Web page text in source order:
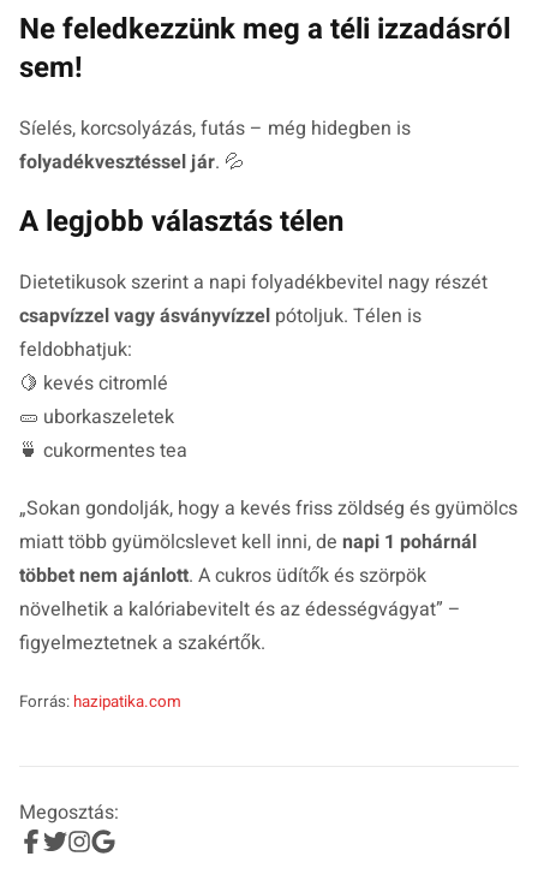
Ne feledkezzünk meg a téli izzadásról
sem!
Síelés, korcsolyázás, futás – még hidegben is
folyadékvesztéssel jár. 💦
A legjobb választás télen
Dietetikusok szerint a napi folyadékbevitel nagy részét
csapvízzel vagy ásványvízzel pótoljuk. Télen is
feldobhatjuk:
🍋 kevés citromlé
🥒 uborkaszeletek
🍵 cukormentes tea
„Sokan gondolják, hogy a kevés friss zöldség és gyümölcs
miatt több gyümölcslevet kell inni, de napi 1 pohárnál
többet nem ajánlott. A cukros üdítők és szörpök
növelhetik a kalóriabevitelt és az édességvágyat” –
figyelmeztetnek a szakértők.
Forrás: hazipatika.com
Megosztás: